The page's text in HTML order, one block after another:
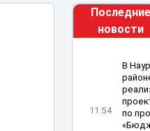
Последние
новости
11:54
В
по